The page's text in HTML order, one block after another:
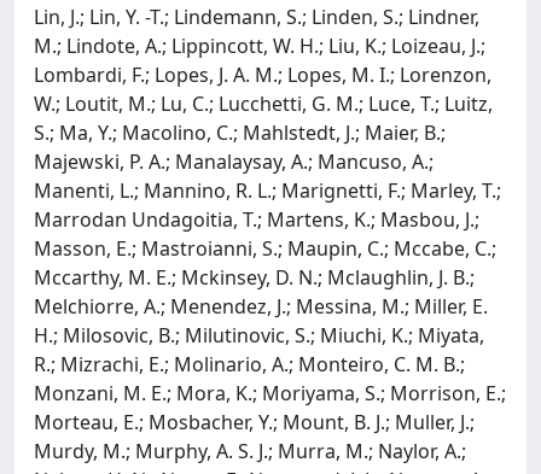
Lin, J.; Lin, Y. -T.; Lindemann, S.; Linden, S.; Lindner,
M.; Lindote, A.; Lippincott, W. H.; Liu, K.; Loizeau, J.;
Lombardi, F.; Lopes, J. A. M.; Lopes, M. I.; Lorenzon,
W.; Loutit, M.; Lu, C.; Lucchetti, G. M.; Luce, T.; Luitz,
S.; Ma, Y.; Macolino, C.; Mahlstedt, J.; Maier, B.;
Majewski, P. A.; Manalaysay, A.; Mancuso, A.;
Manenti, L.; Mannino, R. L.; Marignetti, F.; Marley, T.;
Marrodan Undagoitia, T.; Martens, K.; Masbou, J.;
Masson, E.; Mastroianni, S.; Maupin, C.; Mccabe, C.;
Mccarthy, M. E.; Mckinsey, D. N.; Mclaughlin, J. B.;
Melchiorre, A.; Menendez, J.; Messina, M.; Miller, E.
H.; Milosovic, B.; Milutinovic, S.; Miuchi, K.; Miyata,
R.; Mizrachi, E.; Molinario, A.; Monteiro, C. M. B.;
Monzani, M. E.; Mora, K.; Moriyama, S.; Morrison, E.;
Morteau, E.; Mosbacher, Y.; Mount, B. J.; Muller, J.;
Murdy, M.; Murphy, A. S. J.; Murra, M.; Naylor, A.;